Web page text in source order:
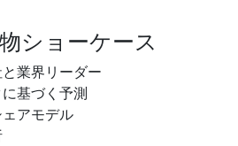
ショーケース
業界リーダー
基づく予測
アモデル